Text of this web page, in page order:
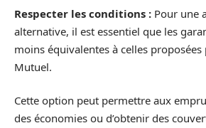
Respecter les conditions : Pour une
alternative, il est essentiel que les
moins équivalentes à celles proposées
Mutuel.
Cette option peut permettre aux
des économies ou d’obtenir des